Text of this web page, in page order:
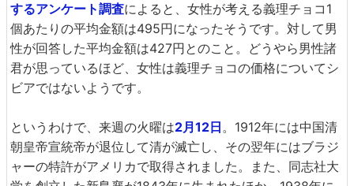
するアンケート調査によると、女性が考える義理チョコ1
個あたりの平均金額は495円になったそうです。対して男
性が回答した平均金額は427円とのこと。どうやら男性諸
君が思っているほど、女性は義理チョコの価格についてシ
ビアではないようです。
というわけで、来週の火曜は2月12日。1912年には中国清
朝皇帝宣統帝が退位して清が滅亡し、その翌年にはブラジ
ャーの特許がアメリカで取得されました。また、同志社大